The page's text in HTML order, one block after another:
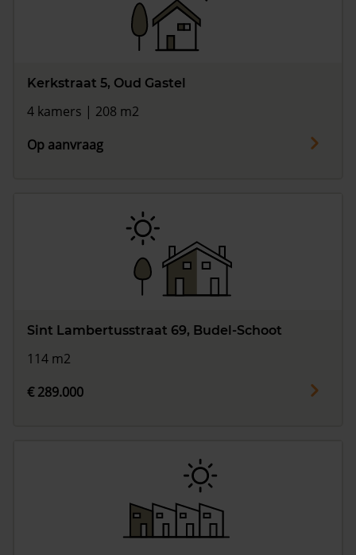
Kerkstraat 5, Oud Gastel
4 kamers | 208 m2
Op aanvraag
Sint Lambertusstraat 69, Budel-Schoot
114 m2
€ 289.000